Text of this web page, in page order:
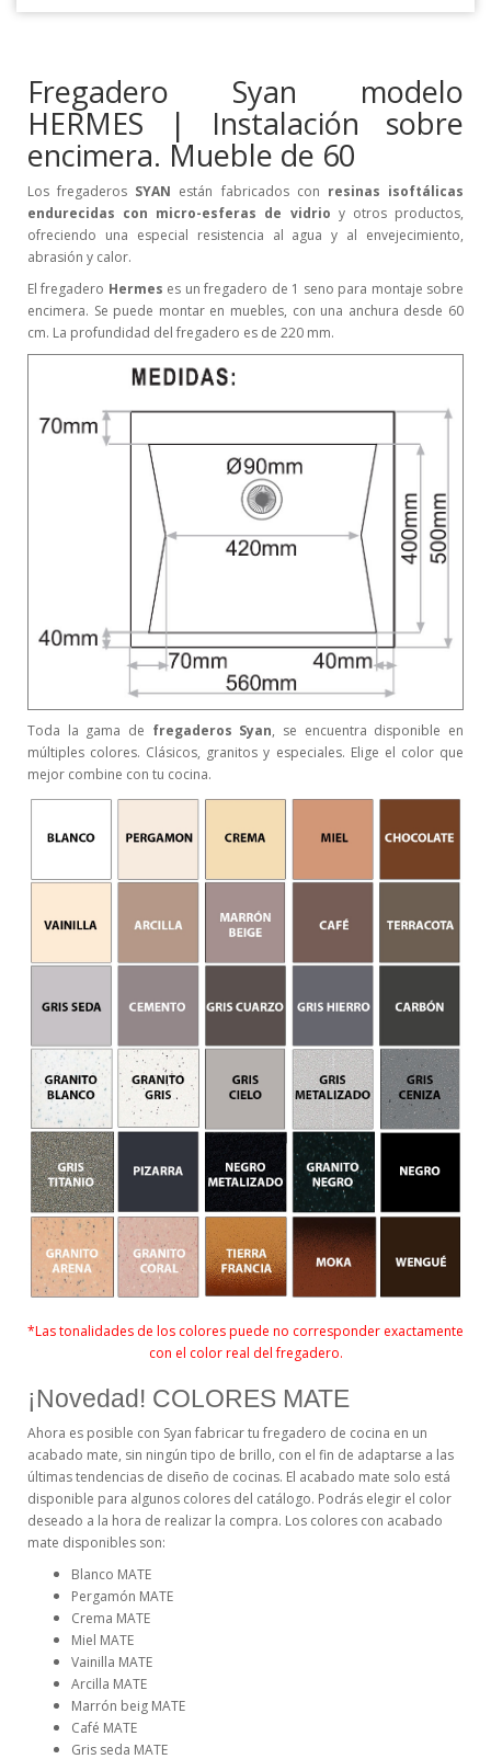
Fregadero Syan modelo
HERMES | Instalación sobre
encimera. Mueble de 60
Los fregaderos SYAN están fabricados con resinas isoftálicas
endurecidas con micro-esferas de vidrio y otros productos,
ofreciendo una especial resistencia al agua y al envejecimiento,
abrasión y calor.
El fregadero Hermes es un fregadero de 1 seno para montaje sobre
encimera. Se puede montar en muebles, con una anchura desde 60
cm. La profundidad del fregadero es de 220 mm.
Toda la gama de fregaderos Syan, se encuentra disponible en
múltiples colores. Clásicos, granitos y especiales. Elige el color que
mejor combine con tu cocina.
*Las tonalidades de los colores puede no corresponder exactamente
con el color real del fregadero.
¡Novedad! COLORES MATE
Ahora es posible con Syan fabricar tu fregadero de cocina en un
acabado mate, sin ningún tipo de brillo, con el fin de adaptarse a las
últimas tendencias de diseño de cocinas. El acabado mate solo está
disponible para algunos colores del catálogo. Podrás elegir el color
deseado a la hora de realizar la compra. Los colores con acabado
mate disponibles son:
Blanco MATE
Pergamón MATE
Crema MATE
Miel MATE
Vainilla MATE
Arcilla MATE
Marrón beig MATE
Café MATE
Gris seda MATE